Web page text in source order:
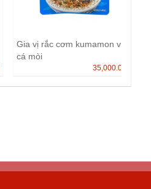
Gia vị rắc cơm kumamon vị
cá mòi
35,000.00